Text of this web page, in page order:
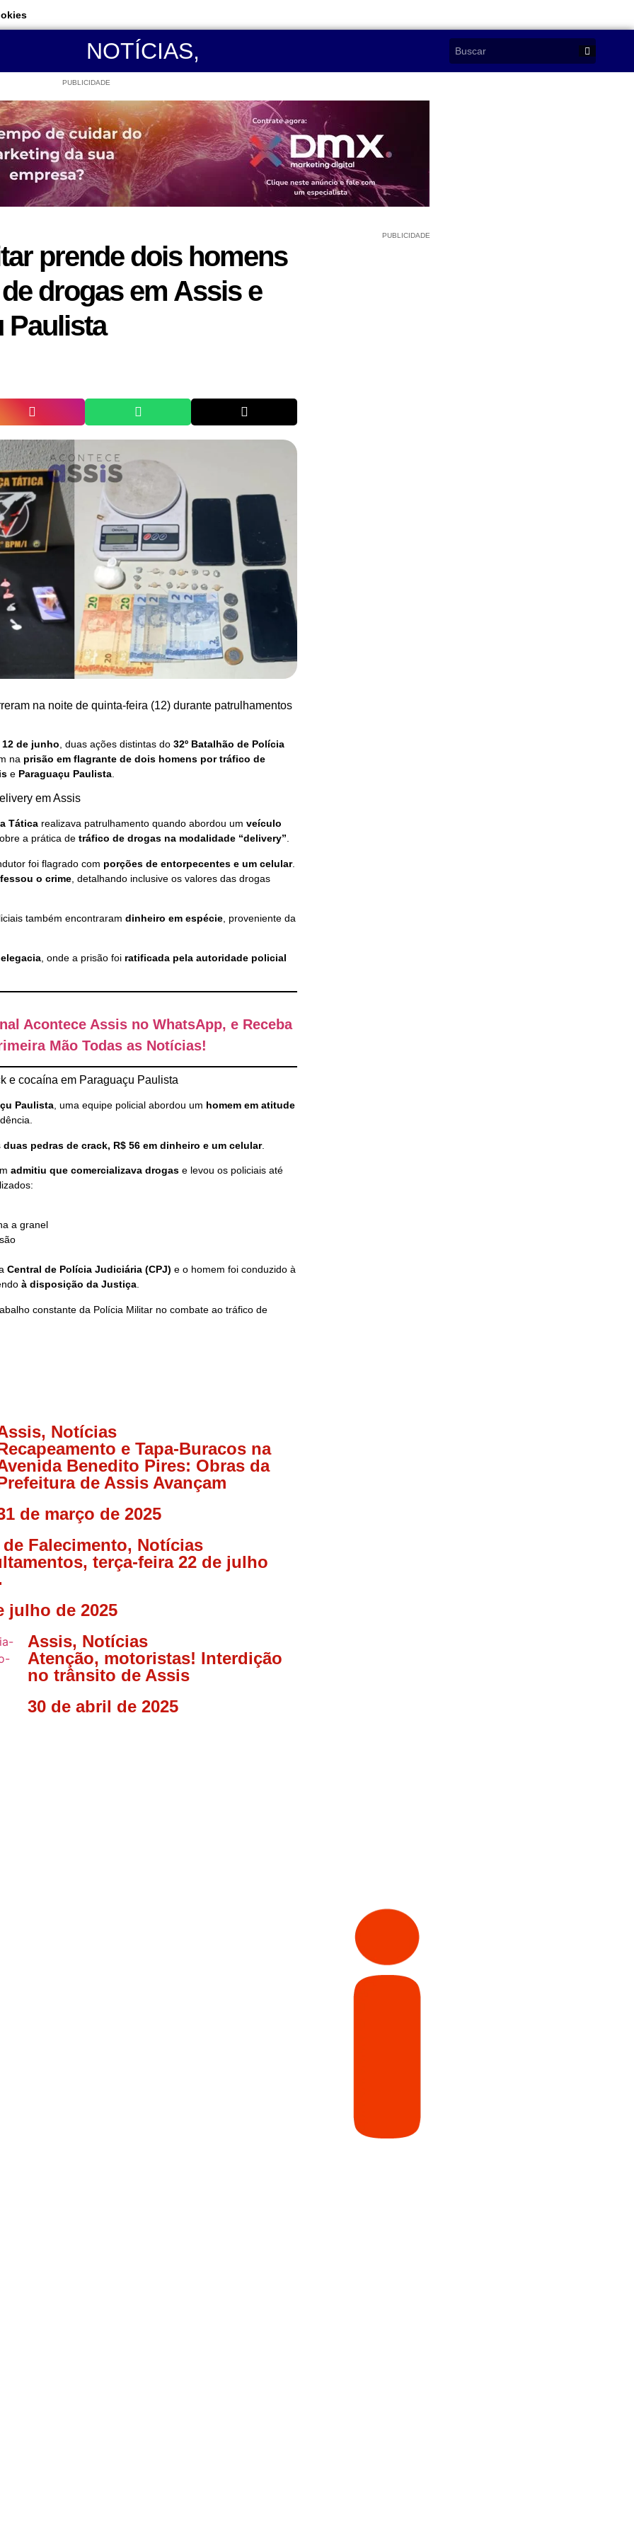
NOTÍCIAS,
PUBLICIDADE
prende dois homens
drogas em Assis e
Paulista
na noite de quinta-feira (12) durante patrulhamentos
de junho , duas ações distintas do 32º Batalhão de Polícia
na prisão em flagrante de dois homens por tráfico de
e Paraguaçu Paulista
em Assis
Tática realizava patrulhamento quando abordou um veículo
a prática de tráfico de drogas na modalidade “delivery”.
foi flagrado com porções de entorpecentes e um celular.
o crime , detalhando inclusive os valores das drogas
também encontraram dinheiro em espécie , proveniente da
, onde a prisão foi ratificada pela autoridade policial
Acontece Assis no WhatsApp, e Receba
Mão Todas as Notícias!
e cocaína em Paraguaçu Paulista
Paulista , uma equipe policial abordou um homem em atitude
duas pedras de crack, R$ 56 em dinheiro e um celular.
admitiu que comercializava drogas e levou os policiais até
a granel
Central de Polícia Judiciária (CPJ) e o homem foi conduzido à
à disposição da Justiça.
constante da Polícia Militar no combate ao tráfico de
, Notícias
e Tapa-Buracos na
Benedito Pires: Obras da
de Assis Avançam
de março de 2025
Falecimento, Notícias
terça-feira 22 de julho
julho de 2025
Assis, Notícias
Atenção, motoristas! Interdição
no trânsito de Assis
30 de abril de 2025
PUBLICIDADE